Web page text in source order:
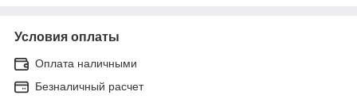
Условия оплаты
Оплата наличными
Безналичный расчет